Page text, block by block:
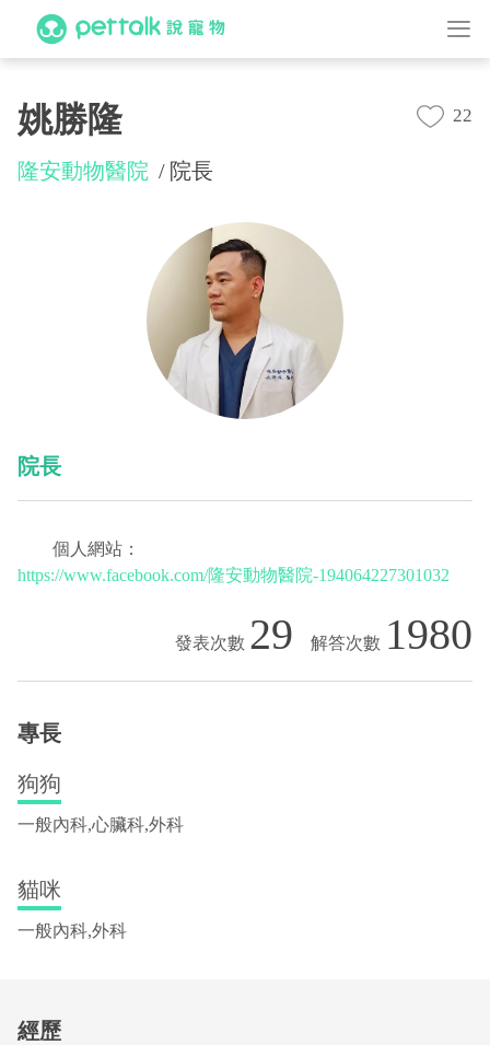
姚勝隆
隆安動物醫院 院長
22
院長
個人網站：
https://www.facebook.com/隆安動物醫院-194064227301032
29 1980
專長
狗狗
一般內科,心臟科,外科
貓咪
一般內科,外科
經歷